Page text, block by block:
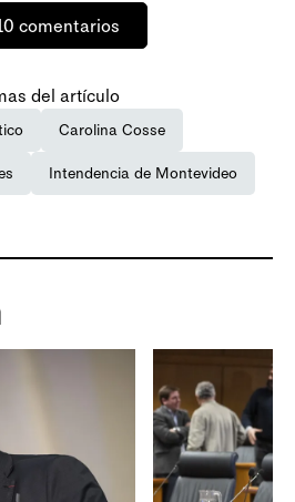
comentarios
del artículo
Carolina Cosse
Intendencia de Montevideo